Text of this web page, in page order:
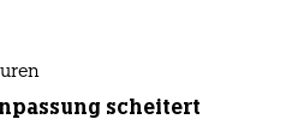
scheitert